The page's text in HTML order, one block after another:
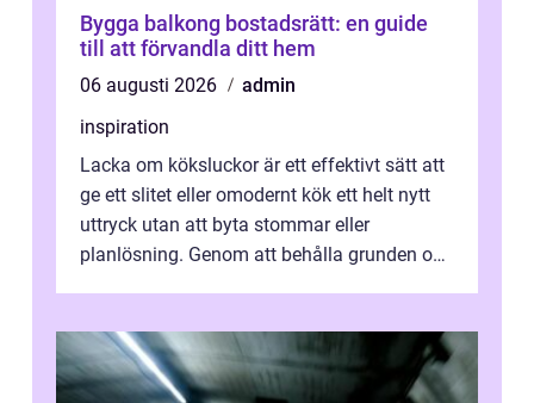
Bygga balkong bostadsrätt: en guide
till att förvandla ditt hem
06 augusti 2026
admin
inspiration
Lacka om köksluckor är ett effektivt sätt att
ge ett slitet eller omodernt kök ett helt nytt
uttryck utan att byta stommar eller
planlösning. Genom att behålla grunden och